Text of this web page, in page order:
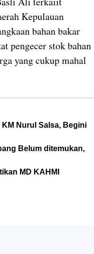
Kepulauan
bahan bakar
pengecer stok bahan
yang cukup mahal
Nurul Salsa, Begini
Belum ditemukan,
MD KAHMI